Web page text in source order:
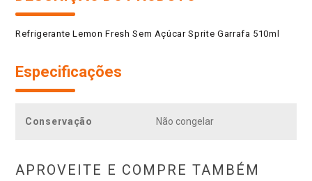
Refrigerante Lemon Fresh Sem Açúcar Sprite Garrafa 510ml
Especificações
Conservação Não congelar
APROVEITE E COMPRE TAMBÉM